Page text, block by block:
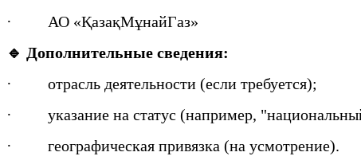
· АО «ҚазақМұнайГаз»
🔹 Дополнительные сведения:
· отрасль деятельности (если требуется);
· указание на статус (например,
· географическая привязка (на усмотрение).